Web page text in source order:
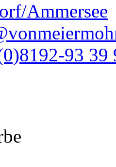
Ammersee
93 39